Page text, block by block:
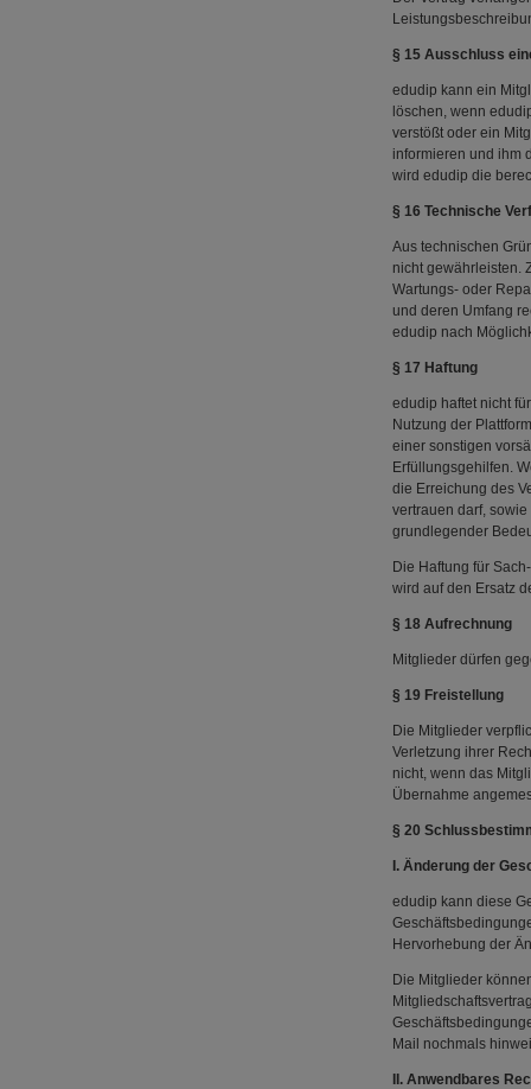
§ 15 Ausschluss
edudip kann ein
löschen, wenn
verstößt oder ein
informieren und ihm
wird edudip die
§ 16 Technische
Aus technischen
nicht gewährleisten.
Wartungs- oder
und deren Umfang
edudip nach
§ 17 Haftung
edudip haftet nicht
Nutzung der
einer sonstigen
Erfüllungsgehilfen.
die Erreichung des
vertrauen darf,
grundlegender
Die Haftung für
wird auf den Ersatz
§ 18 Aufrechnung
Mitglieder dürfen
§ 19 Freistellung
Die Mitglieder
Verletzung ihrer
nicht, wenn das
Übernahme
§ 20
I. Änderung der
edudip kann diese
Hervorhebung der
Die Mitglieder
Mail nochmals
II. Anwendbares